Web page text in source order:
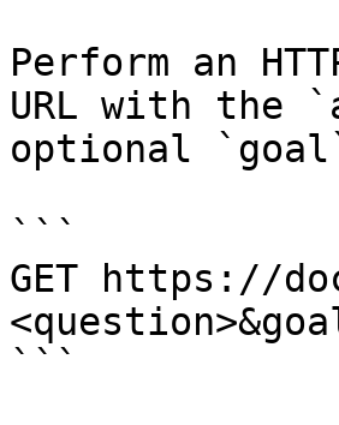
Perform an
URL with the
optional
```
GET https://
```